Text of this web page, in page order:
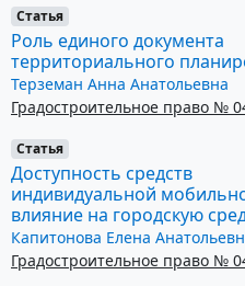
Статья
Роль единого документа
территориального
Терземан Анна Анатольевна
Градостроительное право №
Статья
Доступность средств
индивидуальной
влияние на городскую
Капитонова Елена
Градостроительное право №